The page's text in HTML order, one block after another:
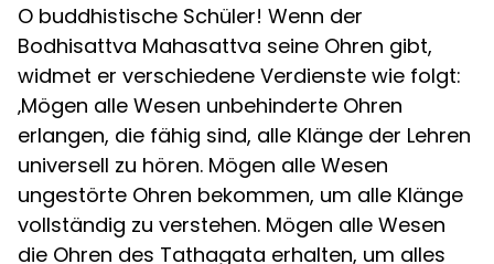
O buddhistische Schüler! Wenn der
Bodhisattva Mahasattva seine Ohren gibt,
widmet er verschiedene Verdienste wie folgt:
‚Mögen alle Wesen unbehinderte Ohren
erlangen, die fähig sind, alle Klänge der Lehren
universell zu hören. Mögen alle Wesen
ungestörte Ohren bekommen, um alle Klänge
vollständig zu verstehen. Mögen alle Wesen
die Ohren des Tathagata erhalten, um alles